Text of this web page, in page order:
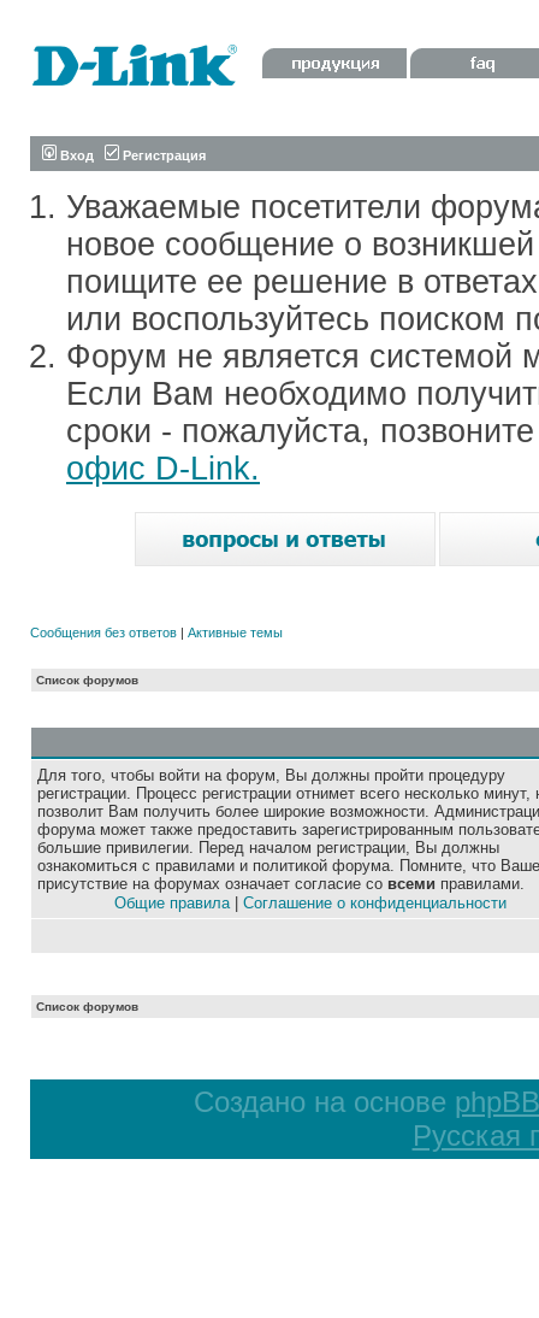
Вход Регистрация
Уважаемые посетители
новое сообщение о
поищите ее решение в
или воспользуйтесь поиском
Форум не является системой
Если Вам необходимо
сроки - пожалуйста,
офис D-Link.
Сообщения без ответов | Активные темы
Список форумов
Для того, чтобы войти на форум, Вы должны пройти процедуру
регистрации. Процесс регистрации отнимет всего несколько минут,
позволит Вам получить более широкие возможности.
форума может также предоставить зарегистрированным
большие привилегии. Перед началом регистрации, Вы должны
ознакомиться с правилами и политикой форума. Помните, что Ваше
присутствие на форумах означает согласие со всеми правилами.
Общие правила| Соглашение о конфиденциальности
Список форумов
Создано на основе phpBB
Русская